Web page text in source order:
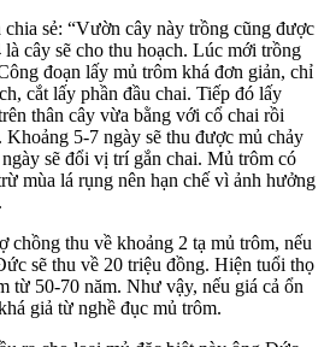
sẻ: “Vườn cây này trồng cũng được
cây sẽ cho thu hoạch. Lúc mới trồng
đoạn lấy mủ trôm khá đơn giản, chỉ
cắt lấy phần đầu chai. Tiếp đó lấy
thân cây vừa bằng với cổ chai rồi
Khoảng 5-7 ngày sẽ thu được mủ chảy
sẽ đổi vị trí gắn chai. Mủ trôm có
mùa lá rụng nên hạn chế vì ảnh hưởng
chồng thu về khoảng 2 tạ mủ trôm, nếu
sẽ thu về 20 triệu đồng. Hiện tuổi thọ
từ 50-70 năm. Như vậy, nếu giá cả ổn
giả từ nghề đục mủ trôm.